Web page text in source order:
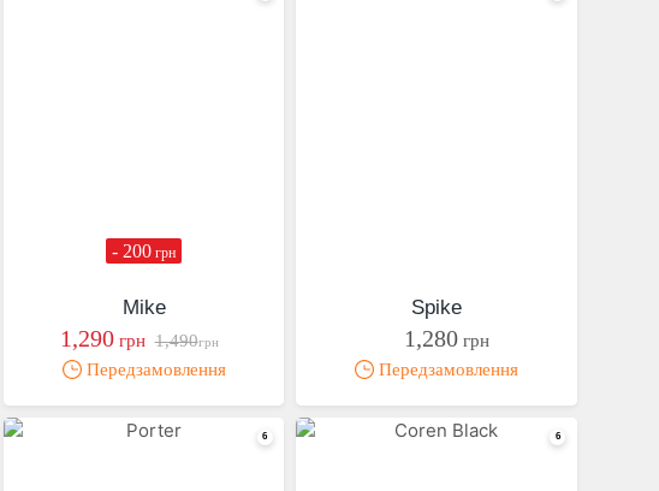
Mike
1,290грн 1,490грн
- 200 грн
Передзамовлення
Spike
1,280грн
Передзамовлення